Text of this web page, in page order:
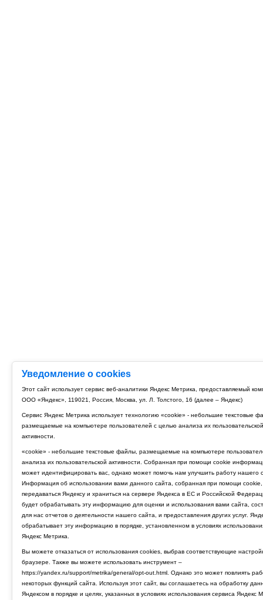
Уведомление о cookies
Этот сайт использует сервис веб-аналитики Яндекс Метрика, предоставляемый
ООО «Яндекс», 119021, Россия, Москва, ул. Л. Толстого, 16 (далее – Яндекс)
Сервис Яндекс Метрика использует технологию «cookie» - небольшие текстовые
размещаемые на компьютере пользователей с целью анализа их пользовательской
активности.
«cookie» - небольшие текстовые файлы, размещаемые на компьютере
анализа их пользовательской активности. Собранная при помощи cookie
может идентифицировать вас, однако может помочь нам улучшить работу нашего
Информация об использовании вами данного сайта, собранная при помощи cookie,
передаваться Яндексу и храниться на сервере Яндекса в ЕС и Российской
будет обрабатывать эту информацию для оценки и использования вами сайта,
для нас отчетов о деятельности нашего сайта, и предоставления других услуг.
обрабатывает эту информацию в порядке, установленном в условиях
Яндекс Метрика.
Вы можете отказаться от использования cookies, выбрав соответствующие
браузере. Также вы можете использовать инструмент –
https://yandex.ru/support/metrika/general/opt-out.html. Однако это может повлиять
некоторых функций сайта. Используя этот сайт, вы соглашаетесь на обработку
Яндексом в порядке и целях, указанных в условиях использования сервиса Яндекс